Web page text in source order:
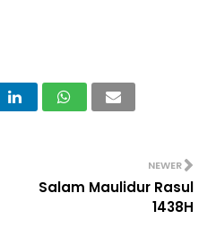
NEWER
Salam Maulidur Rasul
1438H